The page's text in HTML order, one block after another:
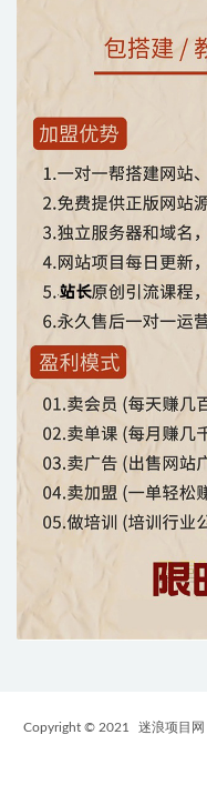
Copyright © 2021 迷浪项目网